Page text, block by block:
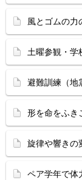
風とゴムの力
土曜参観・学
避難訓練（地
形を命をふき
旋律や響きの
ペア学年で体